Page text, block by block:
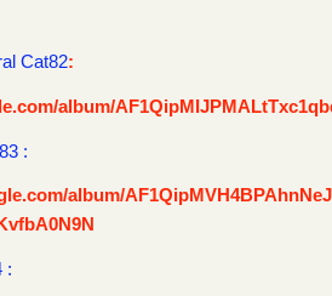
Cat82:
album/
:
album/
: